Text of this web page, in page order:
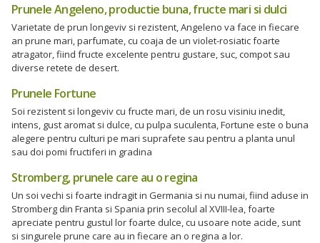
Prunele Angeleno, productie buna, fructe mari si dulci
Varietate de prun longeviv si rezistent, Angeleno va face in fiecare
an prune mari, parfumate, cu coaja de un violet-rosiatic foarte
atragator, fiind fructe excelente pentru gustare, suc, compot sau
diverse retete de desert.
Prunele Fortune
Soi rezistent si longeviv cu fructe mari, de un rosu visiniu inedit,
intens, gust aromat si dulce, cu pulpa suculenta, Fortune este o buna
alegere pentru culturi pe mari suprafete sau pentru a planta unul
sau doi pomi fructiferi in gradina
Stromberg, prunele care au o regina
Un soi vechi si foarte indragit in Germania si nu numai, fiind aduse in
Stromberg din Franta si Spania prin secolul al XVIII-lea, foarte
apreciate pentru gustul lor foarte dulce, cu usoare note acide, sunt
si singurele prune care au in fiecare an o regina a lor.